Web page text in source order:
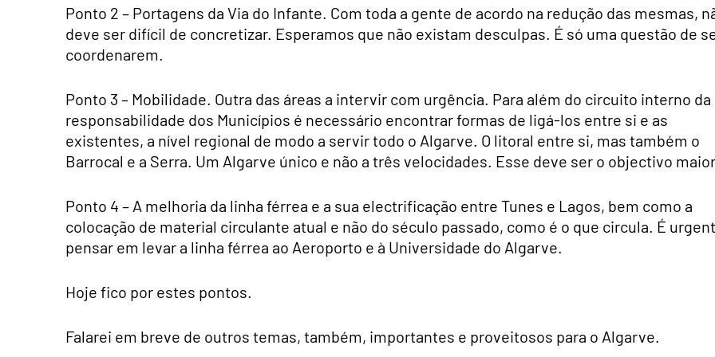
Ponto 2 – Portagens da Via do Infante. Com toda a gente de acordo na redução das mesmas,
deve ser difícil de concretizar. Esperamos que não existam desculpas. É só uma questão de
coordenarem.
Ponto 3 – Mobilidade. Outra das áreas a intervir com urgência. Para além do circuito interno da
responsabilidade dos Municípios é necessário encontrar formas de ligá-los entre si e as
existentes, a nível regional de modo a servir todo o Algarve. O litoral entre si, mas também o
Barrocal e a Serra. Um Algarve único e não a três velocidades. Esse deve ser o objectivo
Ponto 4 – A melhoria da linha férrea e a sua electrificação entre Tunes e Lagos, bem como a
colocação de material circulante atual e não do século passado, como é o que circula. É
pensar em levar a linha férrea ao Aeroporto e à Universidade do Algarve.
Hoje fico por estes pontos.
Falarei em breve de outros temas, também, importantes e proveitosos para o Algarve.